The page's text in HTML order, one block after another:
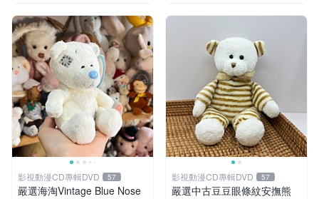
影視動漫CD專輯DVD 57
嚴選海淘Vintage Blue Nose
影視動漫CD專輯DVD 57
嚴選中古豆豆眼條紋安撫熊